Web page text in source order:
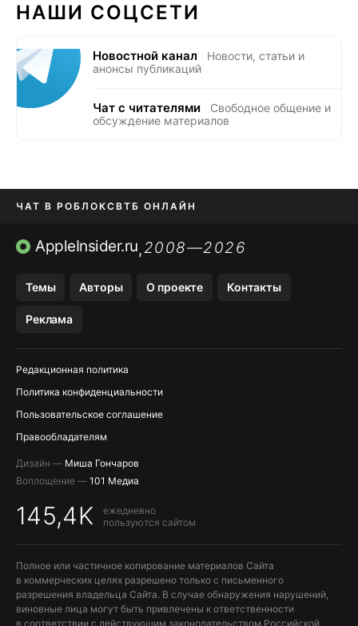
НАШИ СОЦСЕТИ
Новостной канал
Новости, статьи и
анонсы публикаций
Чат с читателями
Свободное общение и
обсуждение материалов
ЧАТ В РОБЛОКСВТБ ОНЛАЙН
ПРИЛОЖЕНИЯ APP STORE
AppleInsider.ru,2008—2026
Темы Авторы О проекте Контакты
Реклама
Редакционная политика
Политика конфиденциальности
Пользовательское соглашение
Правообладателям
Дизайн — Миша Гончаров
Воплощение — 101 Медиа
145,4K
ежедневно
пользуются сайтом
Полное или частичное копирование материалов Сайта
в коммерческих целях разрешено только с письменного
разрешения владельца Сайта. В случае обнаружения нарушений,
виновные лица могут быть привлечены к ответственности
в соответствии с действующим законодательством Российской